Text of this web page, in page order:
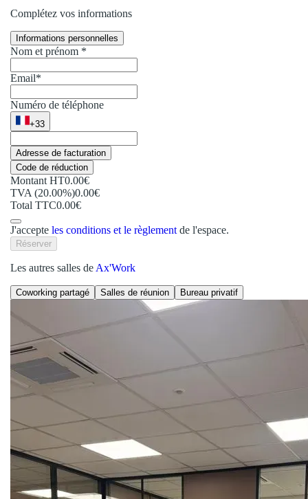
Complétez vos informations
Informations personnelles
Nom et prénom *
Email*
Numéro de téléphone
+33
Adresse de facturation
Code de réduction
Montant HT0.00€
TVA (20.00%)0.00€
Total TTC0.00€
J'accepte les conditions et le règlement de l'espace.
Réserver
Les autres salles de Ax'Work
Coworking partagé Salles de réunion Bureau privatif